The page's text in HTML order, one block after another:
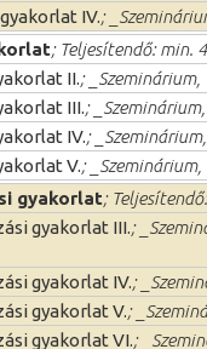
IV.;
; Teljesítendő: min.
II.;
III.;
IV.;
V.;
gyakorlat;
gyakorlat III.;
gyakorlat IV.;
gyakorlat V.;
gyakorlat VI.;